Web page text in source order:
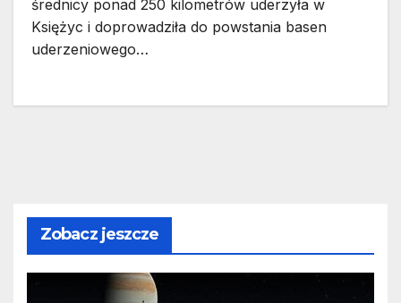
średnicy ponad 250 kilometrów uderzyła w
Księżyc i doprowadziła do powstania basen
uderzeniowego…
Zobacz jeszcze